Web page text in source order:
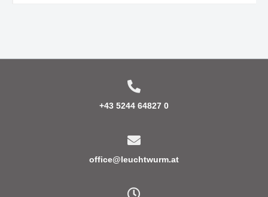
+43 5244 64827 0
office@leuchtwurm.at